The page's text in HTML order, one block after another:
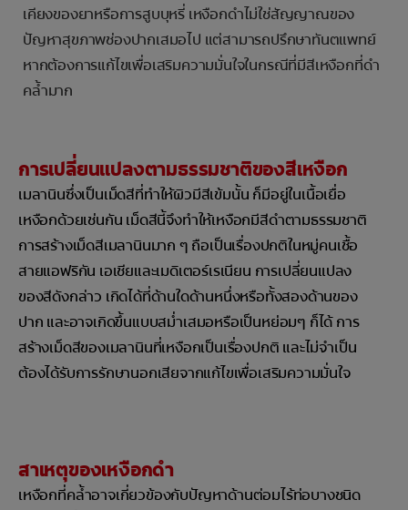
เคียงของยาหรือการสูบบุหรี่ เหงือกดำไม่ใช่สัญญาณของ
ปัญหาสุขภาพช่องปากเสมอไป แต่สามารถปรึกษาทันตแพทย์
หากต้องการแก้ไขเพื่อเสริมความมั่นใจในกรณีที่มีสีเหงือกที่ดำ
คล้ำมาก
การเปลี่ยนแปลงตามธรรมชาติของสีเหงือก
เมลานินซึ่งเป็นเม็ดสีที่ทำให้ผิวมีสีเข้มนั้น ก็มีอยู่ในเนื้อเยื่อ
เหงือกด้วยเช่นกัน เม็ดสีนี้จึงทำให้เหงือกมีสีดำตามธรรมชาติ
การสร้างเม็ดสีเมลานินมาก ๆ ถือเป็นเรื่องปกติในหมู่คนเชื้อ
สายแอฟริกัน เอเชียและเมดิเตอร์เรเนียน การเปลี่ยนแปลง
ของสีดังกล่าว เกิดได้ที่ด้านใดด้านหนึ่งหรือทั้งสองด้านของ
ปาก และอาจเกิดขึ้นแบบสม่ำเสมอหรือเป็นหย่อมๆ ก็ได้ การ
สร้างเม็ดสีของเมลานินที่เหงือกเป็นเรื่องปกติ และไม่จำเป็น
ต้องได้รับการรักษานอกเสียจากแก้ไขเพื่อเสริมความมั่นใจ
สาเหตุของเหงือกดำ
เหงือกที่คล้ำอาจเกี่ยวข้องกับปัญหาด้านต่อมไร้ท่อบางชนิด